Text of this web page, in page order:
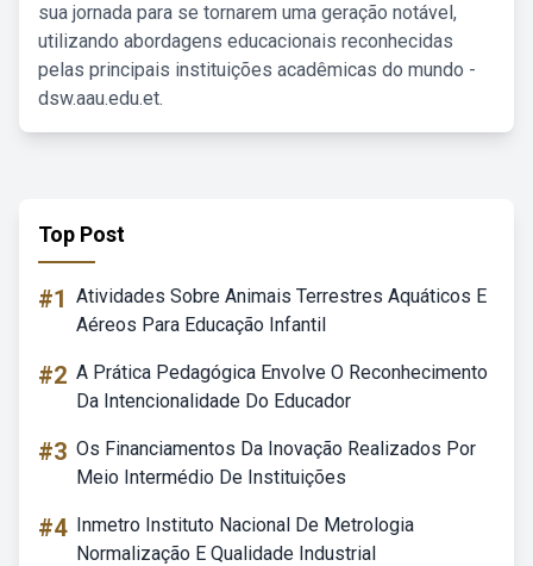
sua jornada para se tornarem uma geração notável,
utilizando abordagens educacionais reconhecidas
pelas principais instituições acadêmicas do mundo -
dsw.aau.edu.et.
Top Post
#1 Atividades Sobre Animais Terrestres Aquáticos E
Aéreos Para Educação Infantil
#2 A Prática Pedagógica Envolve O Reconhecimento
Da Intencionalidade Do Educador
#3 Os Financiamentos Da Inovação Realizados Por
Meio Intermédio De Instituições
#4 Inmetro Instituto Nacional De Metrologia
Normalização E Qualidade Industrial